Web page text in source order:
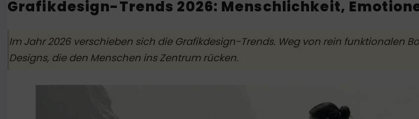
Grafikdesign-Trends 2026: Menschlichkeit,
Im Jahr 2026 verschieben sich die Grafikdesign-Trends. Weg von rein funktionalen
Designs, die den Menschen ins Zentrum rücken.